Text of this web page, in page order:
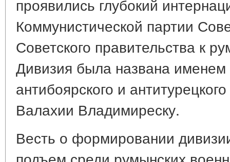
Коммунистической партии
Советского правительства к
Дивизия была названа именем
антибоярского и
Валахии Владимиреску.
Весть о формировании